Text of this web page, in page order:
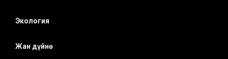
Экология
Жан дүйнө